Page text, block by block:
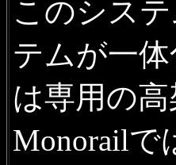
このシス
テムが一
は専用の
Monorailで